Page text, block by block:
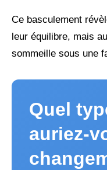
Ce basculement
leur équilibre, mais
sommeille sous une
Quel
auriez-